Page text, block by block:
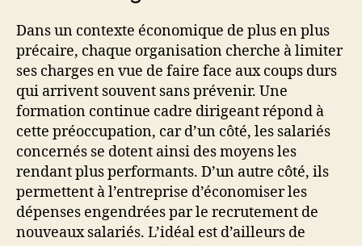
Dans un contexte économique de plus en plus
précaire, chaque organisation cherche à limiter
ses charges en vue de faire face aux coups durs
qui arrivent souvent sans prévenir. Une
formation continue cadre dirigeant répond à
cette préoccupation, car d’un côté, les salariés
concernés se dotent ainsi des moyens les
rendant plus performants. D’un autre côté, ils
permettent à l’entreprise d’économiser les
dépenses engendrées par le recrutement de
nouveaux salariés. L’idéal est d’ailleurs de